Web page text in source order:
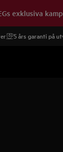
exklusiva
5 års garanti på